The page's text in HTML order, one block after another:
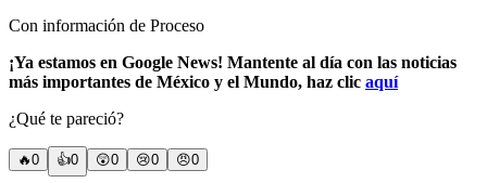
Con información de Proceso
¡Ya estamos en Google News! Mantente al día con las noticias
más importantes de México y el Mundo, haz clic aquí
¿Qué te pareció?
🔥0 👍0 😲0 😢0 😠0